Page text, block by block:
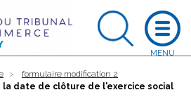
formulaire modification 2
la date de clôture de l'exercice social